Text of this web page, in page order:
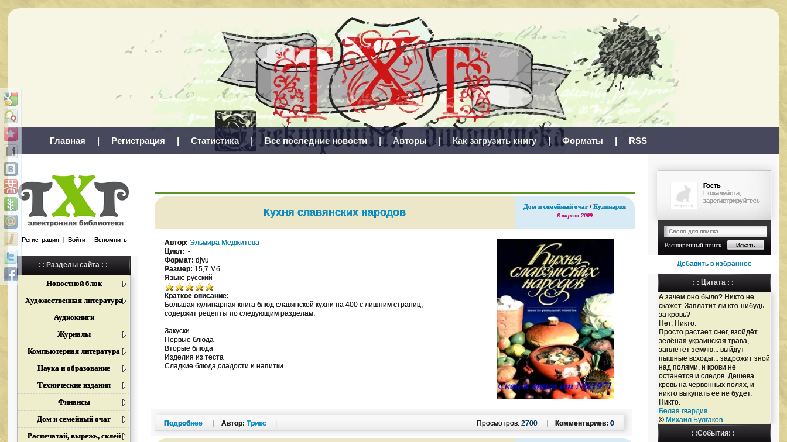
Главная | Регистрация | Статистика | Все последние новости | Авторы | Как загрузить книгу | Форматы | RSS
Регистрация | Войти | Вспомнить
: : Разделы сайта : :
Новостной блок
Художественная литература
Аудиокниги
Журналы
Компьютерная литература
Наука и образование
Технические издания
Финансы
Дом и семейный очаг
Распечатай, вырежь, склей
Гость
Пожалуйста,
зарегистрируйтесь
Расширенный поиск
Добавить в избранное
: : Цитата : :
А зачем оно было? Никто не
скажет. Заплатит ли кто-нибудь
за кровь?
Нет. Никто.
Просто растает снег, взойдёт
зелёная украинская трава,
заплетёт землю... выйдут
пышные всходы... задрожит зной
над полями, и крови не
останется и следов. Дешева
кровь на червонных полях, и
никто выкупать её не будет.
Никто.
Белая гвардия
© Михаил Булгаков
: :События: :
Кухня славянских народов Дом и семейный очаг /Кулинария
6 апреля 2009
Автор: Эльмира Меджитова
Цикл: -
Формат: djvu
Размер: 15,7 Мб
Язык: русский
Краткое описание:
Большая кулинарная книга блюд славянской кухни на 400 с лишним страниц,
содержит рецепты по следующим разделам:
Закуски
Первые блюда
Вторые блюда
Изделия из теста
Сладкие блюда,сладости и напитки
Подробнее Автор:Трикс Комментариев: 0
Просмотров: 2700